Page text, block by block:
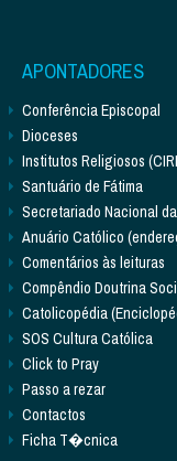
APONTADORES
Conferência Episcopal
Dioceses
Institutos Religiosos
Santuário de Fátima
Secretariado Nacional
Anuário Católico
Comentários às leituras
Compêndio Doutrina
Catolicopédia
SOS Cultura Católica
Click to Pray
Passo a rezar
Contactos
Ficha T�cnica